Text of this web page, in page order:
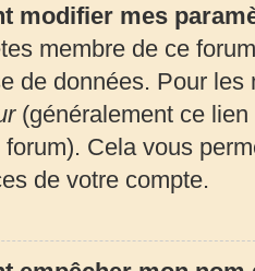
modifier mes
membre de ce
de données. Pour
(généralement ce lien
forum). Cela vous
de votre compte.